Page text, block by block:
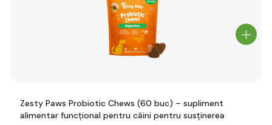
Zesty Paws Probiotic Chews (60 buc) – supliment
alimentar funcțional pentru câini pentru susținerea